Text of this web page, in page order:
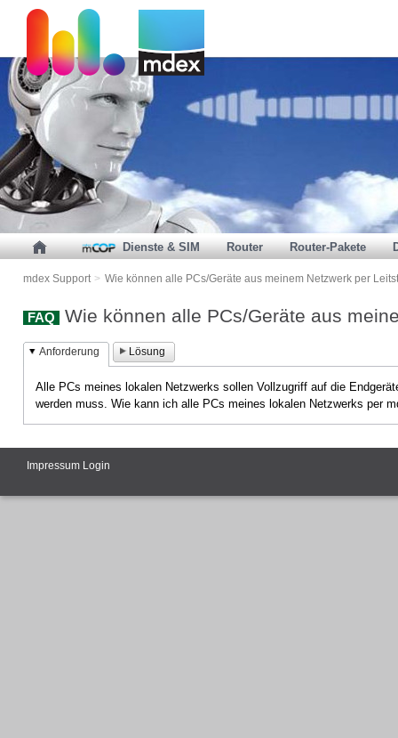
Dienste & SIM Router Router-Pakete
mdex Support > Wie können alle PCs/Geräte aus meinem Netzwerk per
FAQ Wie können alle PCs/Geräte aus
Anforderung Lösung
Alle PCs meines lokalen Netzwerks sollen Vollzugriff auf die
werden muss. Wie kann ich alle PCs meines lokalen Netzwerks per
Impressum Login